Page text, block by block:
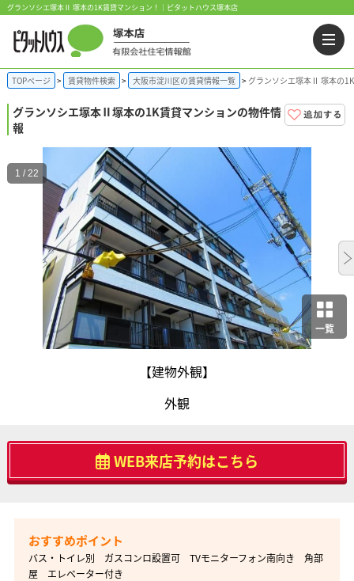
グランソシエ塚本Ⅱ 塚本の1K賃貸マンション！｜ピタットハウス塚本店
TOPページ 賃貸物件検索 大阪市淀川区の賃貸情報一覧 グランソシエ塚本Ⅱ 塚本の
グランソシエ塚本Ⅱ塚本の1K賃貸マンションの物件情
報
一覧
【建物外観】
外観
1 / 22
WEB来店予約はこちら
バス・トイレ別 ガスコンロ設置可 TVモニターフォン南向き 角部
屋 エレベーター付き